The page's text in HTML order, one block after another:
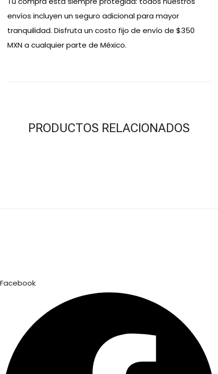
envíos incluyen un seguro adicional para mayor
tranquilidad. Disfruta un costo fijo de envío de $350
MXN a cualquier parte de México.
PRODUCTOS RELACIONADOS
Facebook